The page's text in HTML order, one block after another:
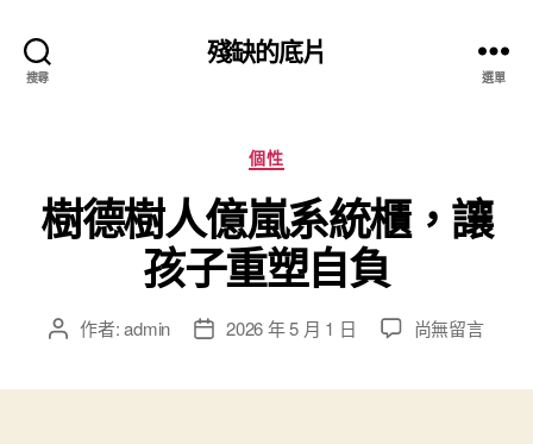
搜尋
殘缺的底片
選單
分
類
個性
樹德樹人億嵐系統櫃，讓
孩子重塑自負
文 作者:admin
文 2026 年 5 月 1 日
在
尚無留言